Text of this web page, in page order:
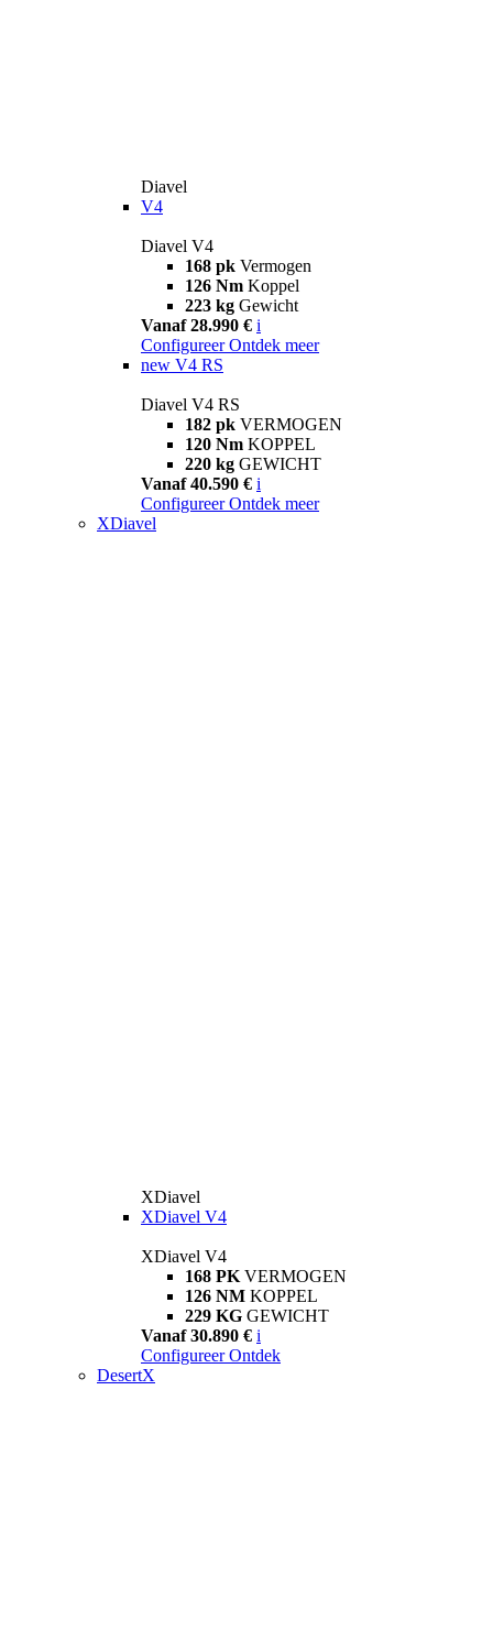
Diavel
V4
Diavel V4
168 pk Vermogen
126 Nm Koppel
223 kg Gewicht
Vanaf 28.990 € i
Configureer Ontdek meer
new V4 RS
Diavel V4 RS
182 pk VERMOGEN
120 Nm KOPPEL
220 kg GEWICHT
Vanaf 40.590 € i
Configureer Ontdek meer
XDiavel
XDiavel
XDiavel V4
XDiavel V4
168 PK VERMOGEN
126 NM KOPPEL
229 KG GEWICHT
Vanaf 30.890 € i
Configureer Ontdek
DesertX